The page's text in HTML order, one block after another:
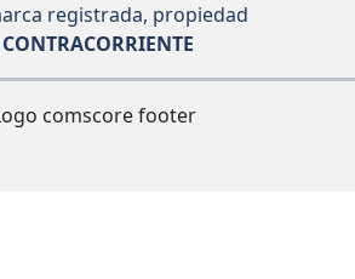
registrada, propiedad